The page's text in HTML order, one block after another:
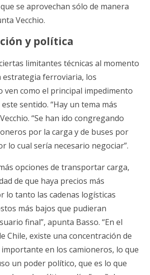
se aprovechan sólo de manera
Vecchio.
y política
limitantes técnicas al momento
estrategia ferroviaria, los
ven como el principal impedimento
sentido. “Hay un tema más
“Se han ido congregando
por la carga y de buses por
lo cual sería necesario negociar”.
opciones de transportar carga,
de que haya precios más
lo tanto las cadenas logísticas
más bajos que pudieran
final”, apunta Basso. “En el
Chile, existe una concentración de
en los camioneros, lo que
un poder político, que es lo que